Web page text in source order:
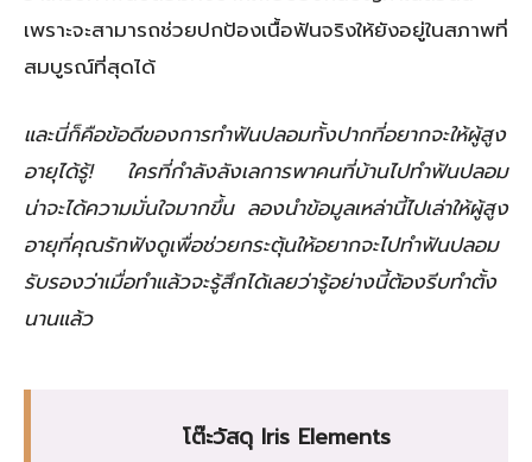
เพราะจะสามารถช่วยปกป้องเนื้อฟันจริงให้ยังอยู่ในสภาพที่
สมบูรณ์ที่สุดได้
และนี่ก็คือข้อดีของการทำฟันปลอมทั้งปากที่อยากจะให้ผู้สูง
อายุได้รู้! ใครที่กำลังลังเลการพาคนที่บ้านไปทำฟันปลอม
น่าจะได้ความมั่นใจมากขึ้น ลองนำข้อมูลเหล่านี้ไปเล่าให้ผู้สูง
อายุที่คุณรักฟังดูเพื่อช่วยกระตุ้นให้อยากจะไปทำฟันปลอม
รับรองว่าเมื่อทำแล้วจะรู้สึกได้เลยว่ารู้อย่างนี้ต้องรีบทำตั้ง
นานแล้ว
โต๊ะวัสดุ Iris Elements